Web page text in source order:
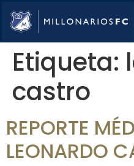
Etiqueta:
castro
REPORTE
LEONARDO